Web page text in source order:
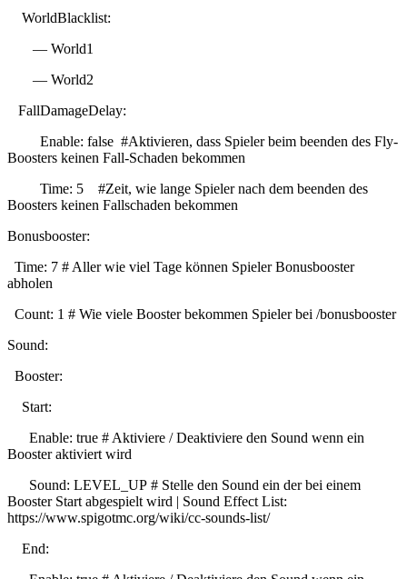
WorldBlacklist:
— World1
— World2
FallDamageDelay:
Enable: false #Aktivieren, dass Spieler beim beenden des Fly-
Boosters keinen Fall-Schaden bekommen
Time: 5 #Zeit, wie lange Spieler nach dem beenden des
Boosters keinen Fallschaden bekommen
Bonusbooster:
Time: 7 # Aller wie viel Tage können Spieler Bonusbooster
abholen
Count: 1 # Wie viele Booster bekommen Spieler bei /bonusbooster
Sound:
Booster:
Start:
Enable: true # Aktiviere / Deaktiviere den Sound wenn ein
Booster aktiviert wird
Sound: LEVEL_UP # Stelle den Sound ein der bei einem
Booster Start abgespielt wird | Sound Effect List:
https://www.spigotmc.org/wiki/cc-sounds-list/
End: